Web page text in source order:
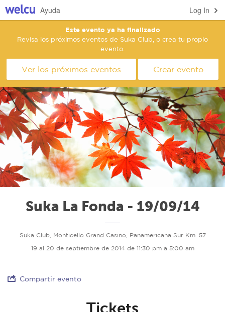
Log In
Ayuda
Este evento ya ha finalizado
Revisa los próximos eventos de Suka Club, o crea tu propio
evento.
Ver los próximos eventos Crear evento
Suka La Fonda - 19/09/14
Suka Club, Monticello Grand Casino, Panamericana Sur Km. 57
19 al 20 de septiembre de 2014 de 11:30 pm a 5:00 am
Compartir evento
Tickets